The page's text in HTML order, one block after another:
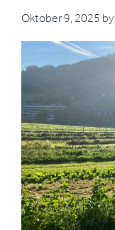
Oktober 9, 2025 by